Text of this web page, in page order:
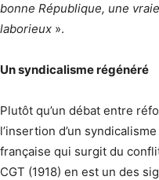
bonne République, une
laborieux ».
Un syndicalisme régénéré
Plutôt qu’un débat entre
l’insertion d’un
française qui surgit du
CGT (1918) en est un des